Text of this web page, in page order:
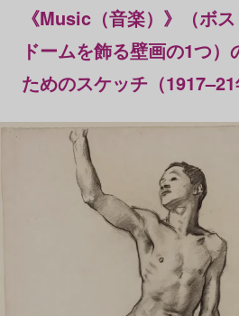
《Music（音楽）》（ボ
ドームを飾る壁画の1つ
ためのスケッチ（1917–21